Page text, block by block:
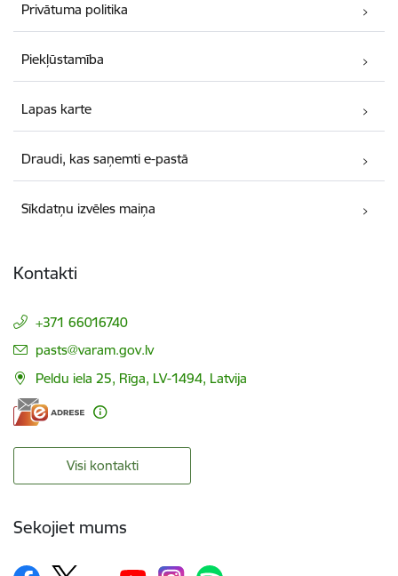
Privātuma politika
Piekļūstamība
Lapas karte
Draudi, kas saņemti e-pastā
Sīkdatņu izvēles maiņa
Kontakti
+371 66016740
E-pasts:
pasts@varam.gov.lv
Peldu iela 25, Rīga, LV-1494, Latvija
Visi kontakti
Sekojiet mums